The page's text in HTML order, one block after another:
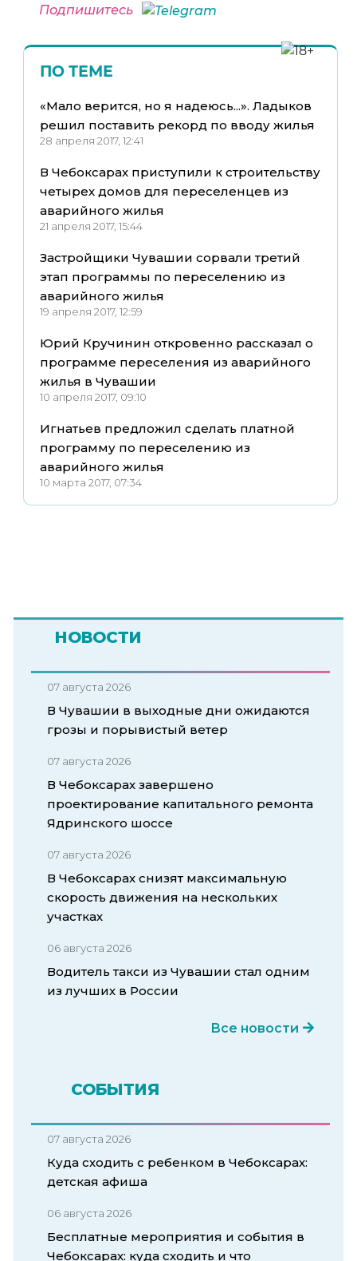
Подпишитесь
ПО ТЕМЕ
«Мало верится, но я надеюсь...». Ладыков
решил поставить рекорд по вводу жилья
28 апреля 2017, 12:41
В Чебоксарах приступили к строительству
четырех домов для переселенцев из
аварийного жилья
21 апреля 2017, 15:44
Застройщики Чувашии сорвали третий
этап программы по переселению из
аварийного жилья
19 апреля 2017, 12:59
Юрий Кручинин откровенно рассказал о
программе переселения из аварийного
жилья в Чувашии
10 апреля 2017, 09:10
Игнатьев предложил сделать платной
программу по переселению из
аварийного жилья
10 марта 2017, 07:34
НОВОСТИ
07 августа 2026
В Чувашии в выходные дни ожидаются
грозы и порывистый ветер
07 августа 2026
В Чебоксарах завершено
проектирование капитального ремонта
Ядринского шоссе
07 августа 2026
В Чебоксарах снизят максимальную
скорость движения на нескольких
участках
06 августа 2026
Водитель такси из Чувашии стал одним
из лучших в России
Все новости
СОБЫТИЯ
07 августа 2026
Куда сходить с ребенком в Чебоксарах:
детская афиша
06 августа 2026
Бесплатные мероприятия и события в
Чебоксарах: куда сходить и что